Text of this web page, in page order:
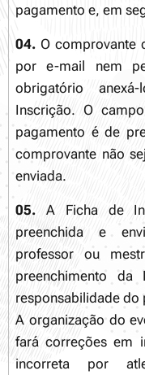
pagamento e, em
04. O comprovante
por e-mail nem
obrigatório
Inscrição. O
pagamento é de
comprovante não
enviada.
05. A Ficha de
preenchida e
professor ou
preenchimento
responsabilidade do
A organização do
fará correções em
incorreta por